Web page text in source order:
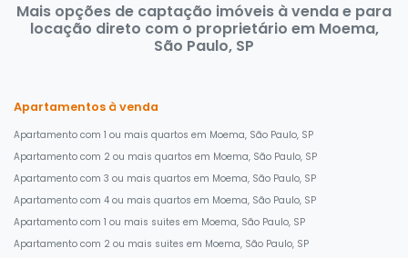
Mais opções de captação imóveis à venda e para
locação direto com o proprietário em Moema,
São Paulo, SP
Apartamentos à venda
Apartamento com 1 ou mais quartos em Moema, São Paulo, SP
Apartamento com 2 ou mais quartos em Moema, São Paulo, SP
Apartamento com 3 ou mais quartos em Moema, São Paulo, SP
Apartamento com 4 ou mais quartos em Moema, São Paulo, SP
Apartamento com 1 ou mais suites em Moema, São Paulo, SP
Apartamento com 2 ou mais suites em Moema, São Paulo, SP